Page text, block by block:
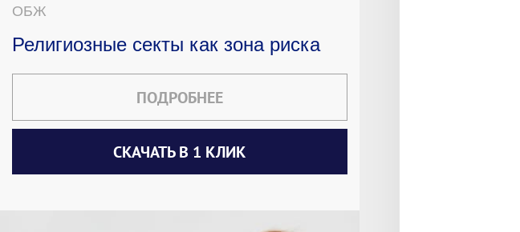
ОБЖ
Религиозные секты как зона риска
ПОДРОБНЕЕ
СКАЧАТЬ В 1 КЛИК